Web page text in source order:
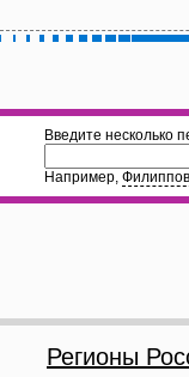
Введите несколько
Например,
Регионы